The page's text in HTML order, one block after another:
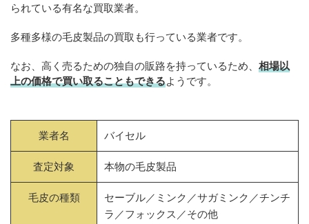
られている有名な買取業者。
多種多様の毛皮製品の買取も行っている業者です。
なお、高く売るための独自の販路を持っているため、 相場以
上の価格で買い取ることもできるようです。
業者名 バイセル
査定対象 本物の毛皮製品
毛皮の種類
セーブル／ミンク／サガミンク／チンチ
ラ／フォックス／その他